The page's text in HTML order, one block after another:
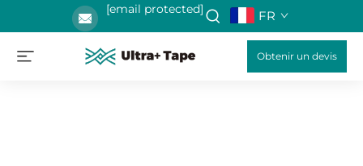
[email protected] FR
Obtenir un devis